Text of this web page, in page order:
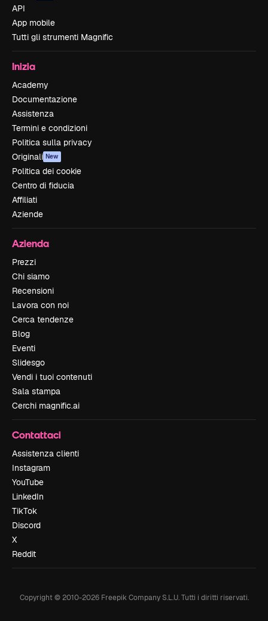
API
App mobile
Tutti gli strumenti Magnific
Inizia
Academy
Documentazione
Assistenza
Termini e condizioni
Politica sulla privacy
Originali New
Politica dei cookie
Centro di fiducia
Affiliati
Aziende
Azienda
Prezzi
Chi siamo
Recensioni
Lavora con noi
Cerca tendenze
Blog
Eventi
Slidesgo
Vendi i tuoi contenuti
Sala stampa
Cerchi magnific.ai
Contattaci
Assistenza clienti
Instagram
YouTube
LinkedIn
TikTok
Discord
X
Reddit
Copyright © 2010-2026Freepik Company S.L.U. Tutti i diritti riservati.